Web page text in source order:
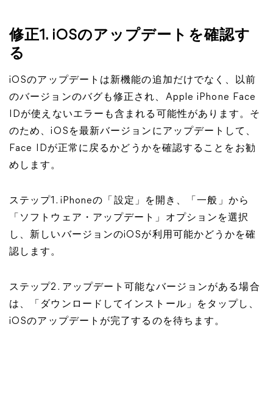
修正1. iOSのアップデートを確認す
る
iOSのアップデートは新機能の追加だけでなく、以前
のバージョンのバグも修正され、Apple iPhone Face
IDが使えないエラーも含まれる可能性があります。そ
のため、iOSを最新バージョンにアップデートして、
Face IDが正常に戻るかどうかを確認することをお勧
めします。
ステップ1. iPhoneの「設定」を開き、「一般」から
「ソフトウェア・アップデート」オプションを選択
し、新しいバージョンのiOSが利用可能かどうかを確
認します。
ステップ2. アップデート可能なバージョンがある場合
は、「ダウンロードしてインストール」をタップし、
iOSのアップデートが完了するのを待ちます。